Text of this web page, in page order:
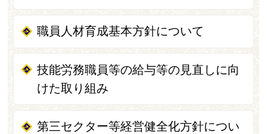
職員人材育成基本方針について
技能労務職員等の給与等の見直しに向
けた取り組み
第三セクター等経営健全化方針につい